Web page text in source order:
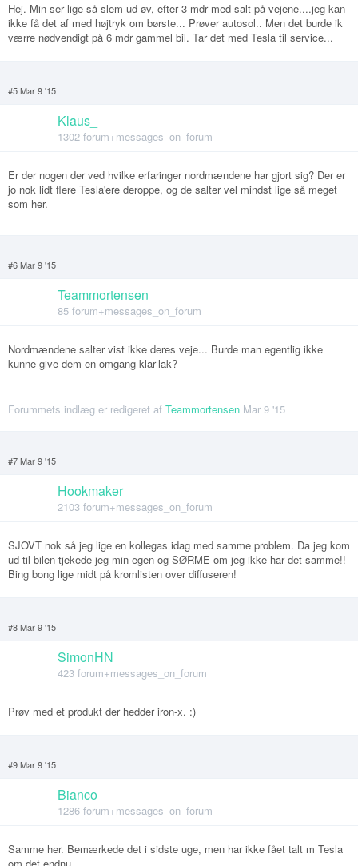
Hej. Min ser lige så slem ud øv, efter 3 mdr med salt på vejene....jeg kan
ikke få det af med højtryk om børste... Prøver autosol.. Men det burde ik
værre nødvendigt på 6 mdr gammel bil. Tar det med Tesla til service...
#5 Mar 9 '15
Klaus_
1302 forum+messages_on_forum
Er der nogen der ved hvilke erfaringer nordmændene har gjort sig? Der er
jo nok lidt flere Tesla'ere deroppe, og de salter vel mindst lige så meget
som her.
#6 Mar 9 '15
Teammortensen
85 forum+messages_on_forum
Nordmændene salter vist ikke deres veje... Burde man egentlig ikke
kunne give dem en omgang klar-lak?
Forummets indlæg er redigeret af Teammortensen Mar 9 '15
#7 Mar 9 '15
Hookmaker
2103 forum+messages_on_forum
SJOVT nok så jeg lige en kollegas idag med samme problem. Da jeg kom
ud til bilen tjekede jeg min egen og SØRME om jeg ikke har det samme!!
Bing bong lige midt på kromlisten over diffuseren!
#8 Mar 9 '15
SimonHN
423 forum+messages_on_forum
Prøv med et produkt der hedder iron-x. :)
#9 Mar 9 '15
Bianco
1286 forum+messages_on_forum
Samme her. Bemærkede det i sidste uge, men har ikke fået talt m Tesla